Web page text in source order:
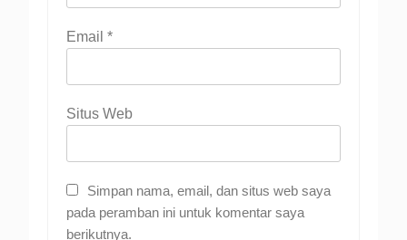
Email *
Situs Web
Simpan nama, email, dan situs web saya
pada peramban ini untuk komentar saya
berikutnya.